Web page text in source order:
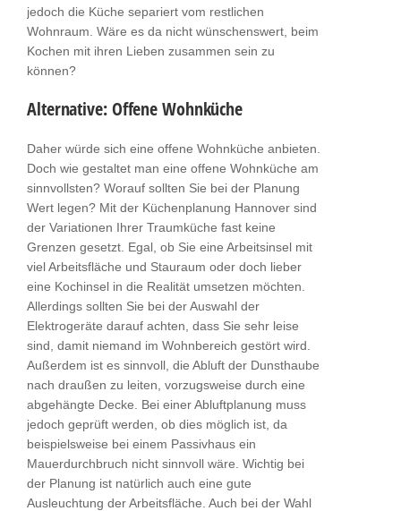
jedoch die Küche separiert vom restlichen
Wohnraum. Wäre es da nicht wünschenswert, beim
Kochen mit ihren Lieben zusammen sein zu
können?
Alternative: Offene Wohnküche
Daher würde sich eine offene Wohnküche anbieten.
Doch wie gestaltet man eine offene Wohnküche am
sinnvollsten? Worauf sollten Sie bei der Planung
Wert legen? Mit der Küchenplanung Hannover sind
der Variationen Ihrer Traumküche fast keine
Grenzen gesetzt. Egal, ob Sie eine Arbeitsinsel mit
viel Arbeitsfläche und Stauraum oder doch lieber
eine Kochinsel in die Realität umsetzen möchten.
Allerdings sollten Sie bei der Auswahl der
Elektrogeräte darauf achten, dass Sie sehr leise
sind, damit niemand im Wohnbereich gestört wird.
Außerdem ist es sinnvoll, die Abluft der Dunsthaube
nach draußen zu leiten, vorzugsweise durch eine
abgehängte Decke. Bei einer Abluftplanung muss
jedoch geprüft werden, ob dies möglich ist, da
beispielsweise bei einem Passivhaus ein
Mauerdurchbruch nicht sinnvoll wäre. Wichtig bei
der Planung ist natürlich auch eine gute
Ausleuchtung der Arbeitsfläche. Auch bei der Wahl